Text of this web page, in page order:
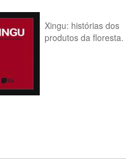
Xingu: histórias dos
produtos da floresta.